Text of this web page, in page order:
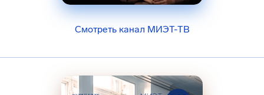
Смотреть канал МИЭТ-ТВ